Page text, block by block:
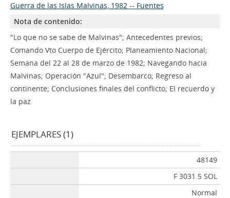
Guerra de las Islas Malvinas, 1982 -- Fuentes
Nota de contenido:
"Lo que no se sabe de Malvinas"; Antecedentes previos;
Comando Vto Cuerpo de Ejército; Planeamiento Nacional;
Semana del 22 al 28 de marzo de 1982; Navegando hacia
Malvinas; Operación "Azul"; Desembarco; Regreso al
continente; Conclusiones finales del conflicto; El recuerdo y
la paz
EJEMPLARES (1)
48149
F 3031.5 SOL
Normal